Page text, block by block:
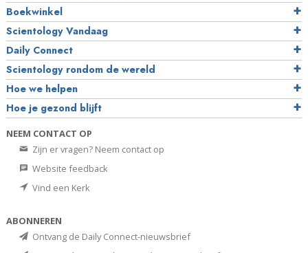
Boekwinkel
Scientology Vandaag
Daily Connect
Scientology rondom de wereld
Hoe we helpen
Hoe je gezond blijft
NEEM CONTACT OP
Zijn er vragen? Neem contact op
Website feedback
Vind een Kerk
ABONNEREN
Ontvang de Daily Connect-nieuwsbrief